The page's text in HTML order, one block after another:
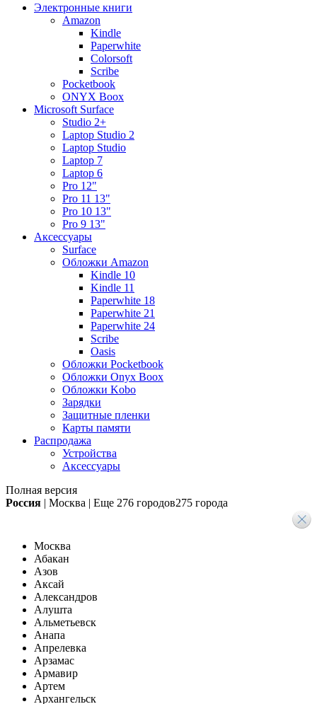
Электронные книги
Amazon
Kindle
Paperwhite
Colorsoft
Scribe
Pocketbook
ONYX Boox
Microsoft Surface
Studio 2+
Laptop Studio 2
Laptop Studio
Laptop 7
Laptop 6
Pro 12"
Pro 11 13"
Pro 10 13"
Pro 9 13"
Аксессуары
Surface
Обложки Amazon
Kindle 10
Kindle 11
Paperwhite 18
Paperwhite 21
Paperwhite 24
Scribe
Oasis
Обложки Pocketbook
Обложки Onyx Boox
Обложки Kobo
Зарядки
Защитные пленки
Карты памяти
Распродажа
Устройства
Аксессуары
Полная версия
Россия | Москва | Еще 276 городов275 города
Москва
Абакан
Азов
Аксай
Александров
Алушта
Альметьевск
Анапа
Апрелевка
Арзамас
Армавир
Артем
Архангельск